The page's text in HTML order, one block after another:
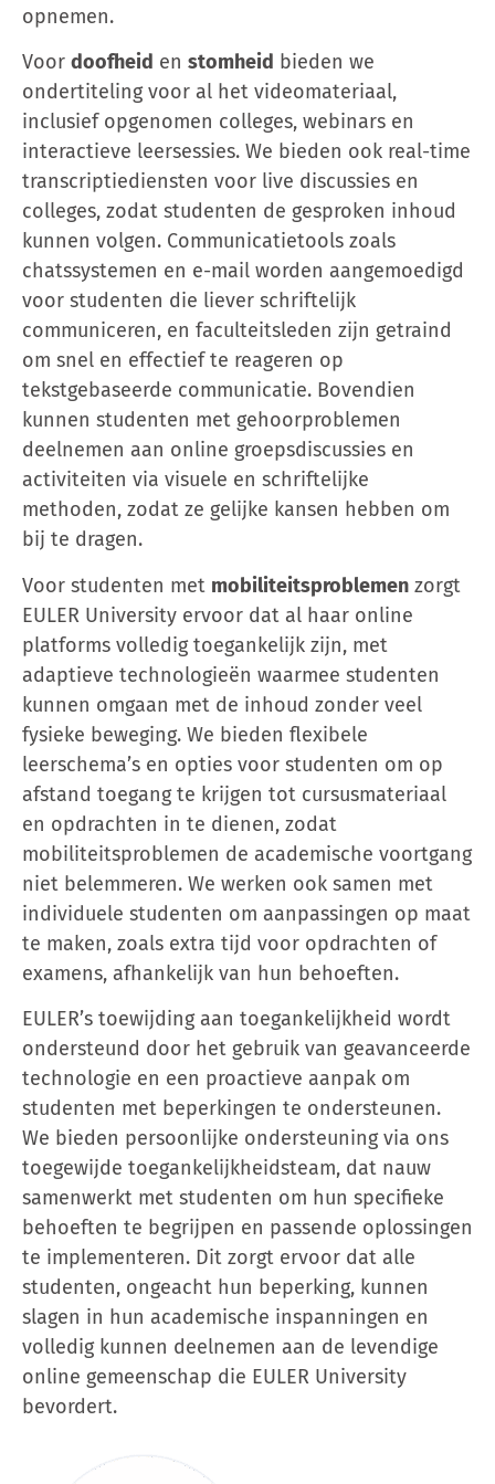
opnemen.
Voor doofheid en stomheid bieden we
ondertiteling voor al het videomateriaal,
inclusief opgenomen colleges, webinars en
interactieve leersessies. We bieden ook real-time
transcriptiediensten voor live discussies en
colleges, zodat studenten de gesproken inhoud
kunnen volgen. Communicatietools zoals
chatssystemen en e-mail worden aangemoedigd
voor studenten die liever schriftelijk
communiceren, en faculteitsleden zijn getraind
om snel en effectief te reageren op
tekstgebaseerde communicatie. Bovendien
kunnen studenten met gehoorproblemen
deelnemen aan online groepsdiscussies en
activiteiten via visuele en schriftelijke
methoden, zodat ze gelijke kansen hebben om
bij te dragen.
Voor studenten met mobiliteitsproblemen zorgt
EULER University ervoor dat al haar online
platforms volledig toegankelijk zijn, met
adaptieve technologieën waarmee studenten
kunnen omgaan met de inhoud zonder veel
fysieke beweging. We bieden flexibele
leerschema’s en opties voor studenten om op
afstand toegang te krijgen tot cursusmateriaal
en opdrachten in te dienen, zodat
mobiliteitsproblemen de academische voortgang
niet belemmeren. We werken ook samen met
individuele studenten om aanpassingen op maat
te maken, zoals extra tijd voor opdrachten of
examens, afhankelijk van hun behoeften.
EULER’s toewijding aan toegankelijkheid wordt
ondersteund door het gebruik van geavanceerde
technologie en een proactieve aanpak om
studenten met beperkingen te ondersteunen.
We bieden persoonlijke ondersteuning via ons
toegewijde toegankelijkheidsteam, dat nauw
samenwerkt met studenten om hun specifieke
behoeften te begrijpen en passende oplossingen
te implementeren. Dit zorgt ervoor dat alle
studenten, ongeacht hun beperking, kunnen
slagen in hun academische inspanningen en
volledig kunnen deelnemen aan de levendige
online gemeenschap die EULER University
bevordert.